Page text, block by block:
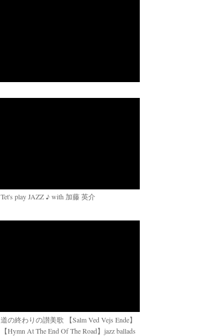
Tet's play JAZZ ♪ with 加藤 英介
道の終わりの讃美歌 【Salm Ved Vejs Ende】
【Hymn At The End Of The Road】jazz ballads